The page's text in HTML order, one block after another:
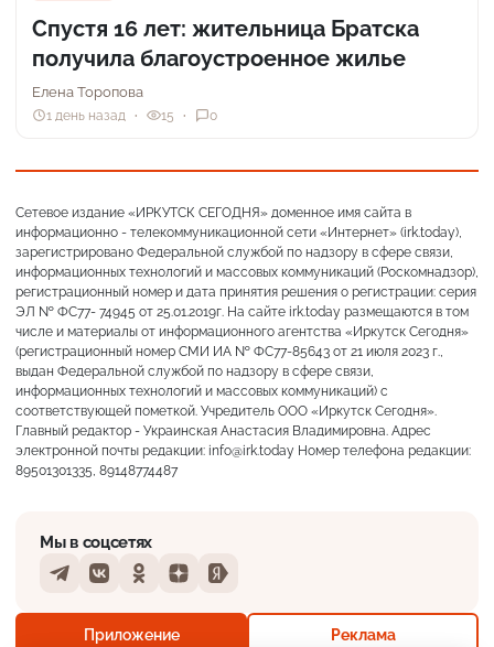
Сильный ливень
Спустя 16 лет: жительница Братска
получила благоустроенное жилье
Елена Торопова
1 день назад 15 0
Сетевое издание «ИРКУТСК СЕГОДНЯ» доменное имя сайта в
информационно - телекоммуникационной сети «Интернет» (irk.today),
зарегистрировано Федеральной службой по надзору в сфере связи,
информационных технологий и массовых коммуникаций (Роскомнадзор),
регистрационный номер и дата принятия решения о регистрации: серия
ЭЛ № ФС77- 74945 от 25.01.2019г. На сайте irk.today размещаются в том
числе и материалы от информационного агентства «Иркутск Сегодня»
(регистрационный номер СМИ ИА № ФС77-85643 от 21 июля 2023 г.,
выдан Федеральной службой по надзору в сфере связи,
информационных технологий и массовых коммуникаций) с
соответствующей пометкой. Учредитель ООО «Иркутск Сегодня».
Главный редактор - Украинская Анастасия Владимировна. Адрес
электронной почты редакции: info@irk.today Номер телефона редакции:
89501301335, 89148774487
Мы в соцсетях
TelegramVKontakteOdnoklassniki
DzenYandex
Приложение Реклама